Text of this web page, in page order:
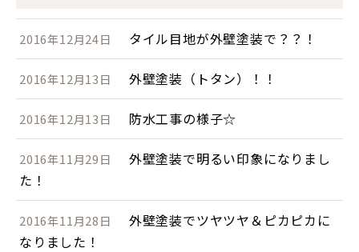
2016年12月24日 タイル目地が外壁塗装で？？！
2016年12月13日 外壁塗装（トタン）！！
2016年12月13日 防水工事の様子☆
2016年11月29日
外壁塗装で明るい印象になりまし
た！
2016年11月28日
外壁塗装でツヤツヤ＆ピカピカに
なりました！